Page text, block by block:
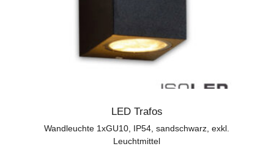
LED Trafos
Wandleuchte 1xGU10, IP54, sandschwarz, exkl.
Leuchtmittel